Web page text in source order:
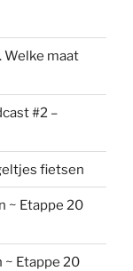
Welke maat
#2 –
fietsen
~ Etappe 20
~ Etappe 20